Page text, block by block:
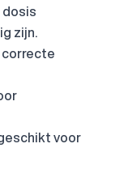
dosis
zijn.
correcte
voor